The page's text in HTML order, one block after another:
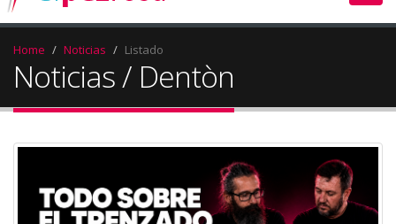
Home Noticias Listado
Noticias / Dentòn